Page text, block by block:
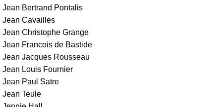
Jean Bertrand Pontalis
Jean Cavailles
Jean Christophe Grange
Jean Francois de Bastide
Jean Jacques Rousseau
Jean Louis Fournier
Jean Paul Satre
Jean Teule